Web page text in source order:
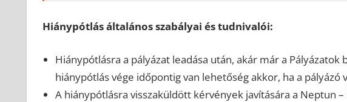
Hiánypótlás általános szabályai és tudnivalói:
Hiánypótlásra a pályázat leadása után, akár már a Pályázatok
hiánypótlás vége időpontig van lehetőség akkor, ha a pályázó
A hiánypótlásra visszaküldött kérvények javítására a Neptun